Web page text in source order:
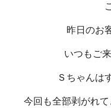
昨日のお
いつもご
Ｓちゃんは
今回も全部剥がれて